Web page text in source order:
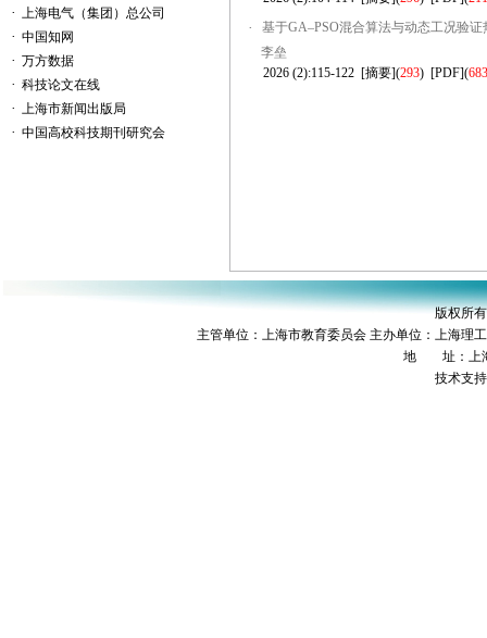
· 上海电气（集团）总公司
· 中国知网
· 万方数据
· 科技论文在线
· 上海市新闻出版局
· 中国高校科技期刊研究会
·
基于GA–PSO混合算法与动态工况验
李垒
2026 (2):115-122 [摘要](293) [PDF](683
版权所
主管单位：上海市教育委员会 主办单位：上海
地 址：上海
技术支